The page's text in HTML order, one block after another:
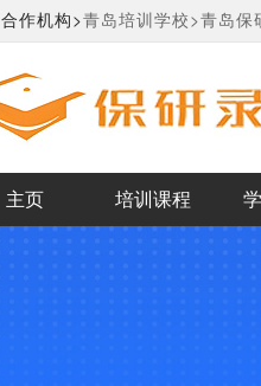
合作机构>青岛培训学校>青岛保
主页 培训课程